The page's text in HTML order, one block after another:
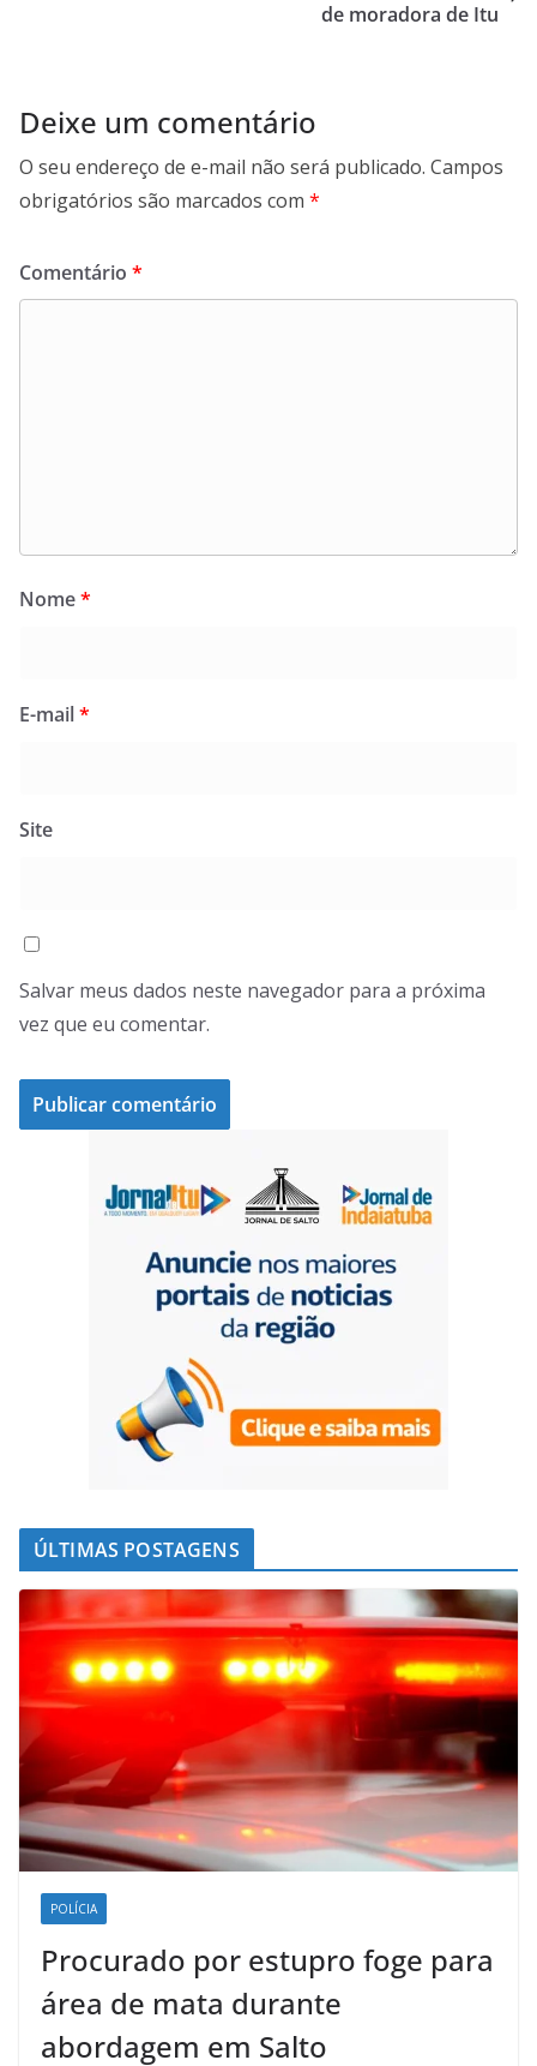
de moradora de Itu
Deixe um comentário
O seu endereço de e-mail não será publicado. Campos
obrigatórios são marcados com *
Comentário *
Nome*
E-mail*
Site
Salvar meus dados neste navegador para a próxima
vez que eu comentar.
ÚLTIMAS POSTAGENS
POLÍCIA
Procurado por estupro foge para
área de mata durante
abordagem em Salto